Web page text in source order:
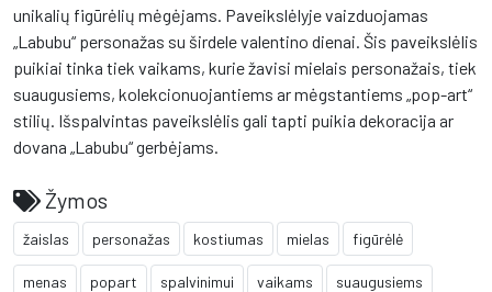
unikalių figūrėlių mėgėjams. Paveikslėlyje vaizduojamas
„Labubu“ personažas su širdele valentino dienai. Šis paveikslėlis
puikiai tinka tiek vaikams, kurie žavisi mielais personažais, tiek
suaugusiems, kolekcionuojantiems ar mėgstantiems „pop-art“
stilių. Išspalvintas paveikslėlis gali tapti puikia dekoracija ar
dovana „Labubu“ gerbėjams.
Žymos
žaislas personažas kostiumas mielas figūrėlė
menas popart spalvinimui vaikams suaugusiems